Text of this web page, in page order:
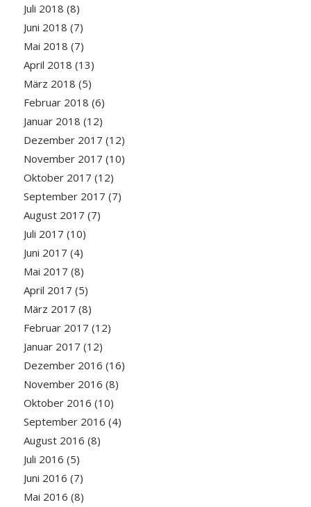
Juli 2018 (8)
Juni 2018 (7)
Mai 2018 (7)
April 2018 (13)
März 2018 (5)
Februar 2018 (6)
Januar 2018 (12)
Dezember 2017 (12)
November 2017 (10)
Oktober 2017 (12)
September 2017 (7)
August 2017 (7)
Juli 2017 (10)
Juni 2017 (4)
Mai 2017 (8)
April 2017 (5)
März 2017 (8)
Februar 2017 (12)
Januar 2017 (12)
Dezember 2016 (16)
November 2016 (8)
Oktober 2016 (10)
September 2016 (4)
August 2016 (8)
Juli 2016 (5)
Juni 2016 (7)
Mai 2016 (8)